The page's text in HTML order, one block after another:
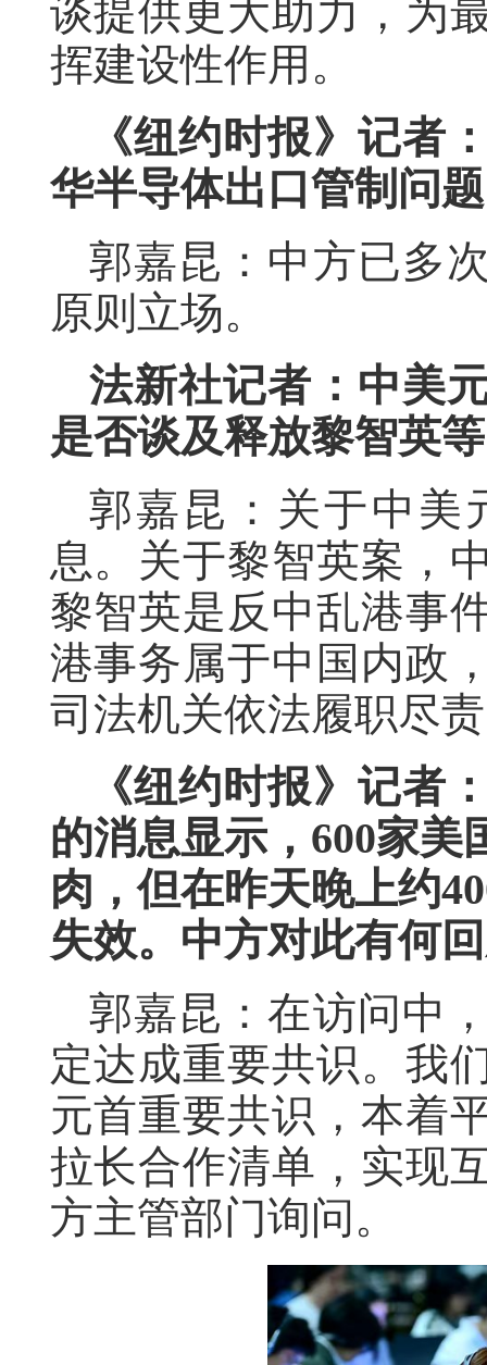
谈提供更大助力，为
挥建设性作用。
《纽约时报》记者
华半导体出口管制问
郭嘉昆：中方已多
原则立场。
法新社记者：中美
是否谈及释放黎智英
郭嘉昆：关于中美
息。关于黎智英案，
黎智英是反中乱港事
港事务属于中国内政
司法机关依法履职尽
《纽约时报》记者
的消息显示，600家
肉，但在昨天晚上约
失效。中方对此有何
郭嘉昆：在访问中
定达成重要共识。我
元首重要共识，本着
拉长合作清单，实现
方主管部门询问。